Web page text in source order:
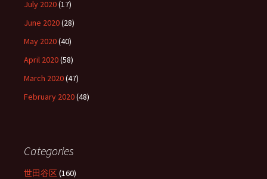
July 2020(17)
June 2020(28)
May 2020(40)
April 2020(58)
March 2020(47)
February 2020(48)
Categories
世田谷区(160)